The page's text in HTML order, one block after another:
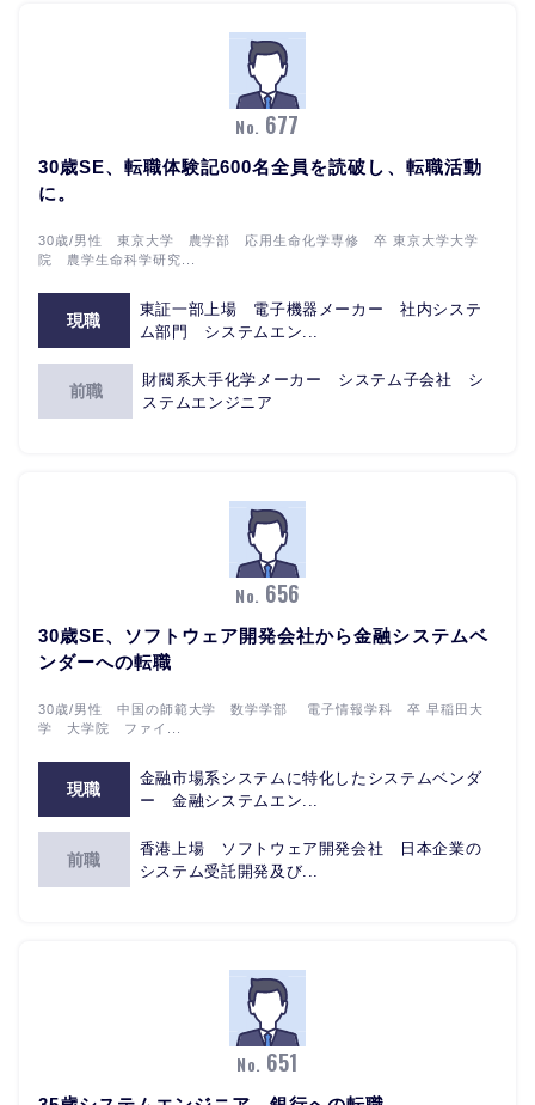
No. 677
30歳SE、転職体験記600名全員を読破し、転職活動
に。
30歳/男性 東京大学 農学部 応用生命化学専修 卒 東京大学大学
院 農学生命科学研究...
現職
東証一部上場 電子機器メーカー 社内システ
ム部門 システムエン...
前職
財閥系大手化学メーカー システム子会社 シ
ステムエンジニア
No. 656
30歳SE、ソフトウェア開発会社から金融システムベ
ンダーへの転職
30歳/男性 中国の師範大学 数学学部 電子情報学科 卒 早稲田大
学 大学院 ファイ...
現職
金融市場系システムに特化したシステムベンダ
ー 金融システムエン...
前職
香港上場 ソフトウェア開発会社 日本企業の
システム受託開発及び...
No. 651